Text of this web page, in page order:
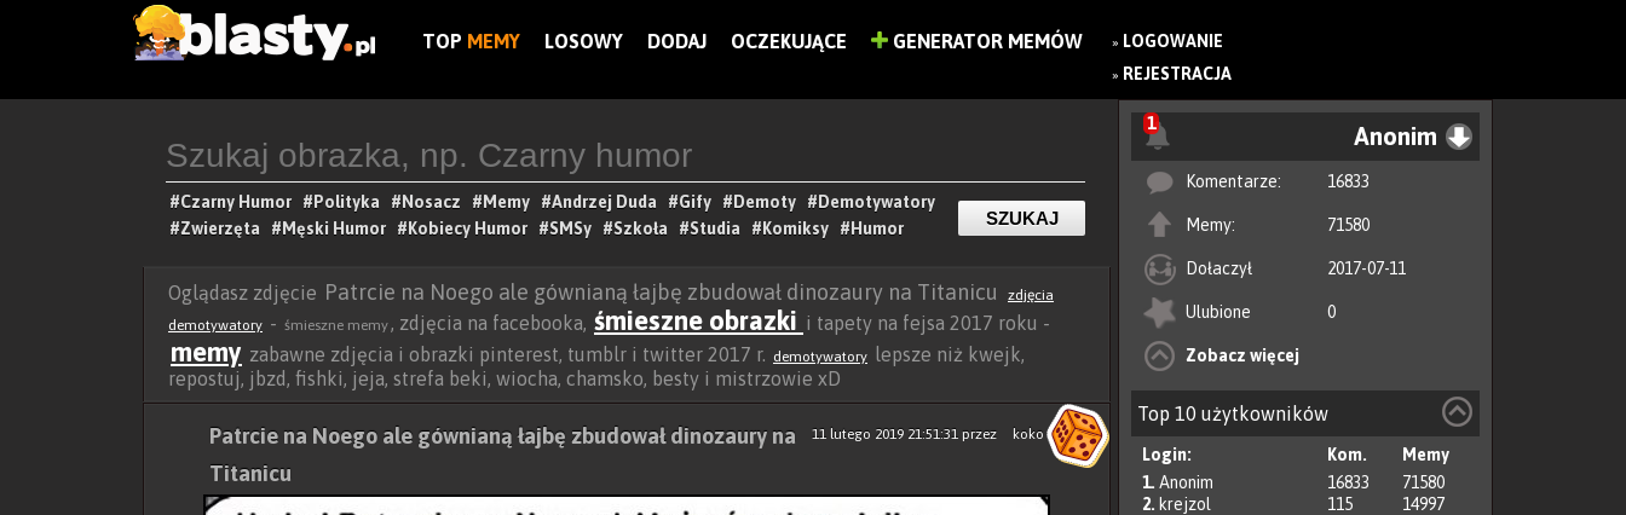
TOP MEMY LOSOWY DODAJ OCZEKUJĄCE GENERATOR MEMÓW » LOGOWANIE
» REJESTRACJA
1 Anonim
Komentarze: 16833
Memy: 71580
Dołaczył 2017-07-11
Ulubione 0
Zobacz więcej
Top 10 użytkowników
Login: Kom.
Memy
1. Anonim 16833
71580
2. krejzol 115
14997
#Czarny Humor #Polityka #Nosacz #Memy #Andrzej Duda #Gify #Demoty
#Demotywatory
#Zwierzęta
#Męski Humor #Kobiecy Humor #SMSy #Szkoła #Studia #Komiksy #Humor
Oglądasz zdjęcie Patrcie na Noego ale gównianą łajbę zbudował dinozaury na Titanicu
zdjęcia
demotywatory - śmieszne memy, zdjęcia na facebooka, śmieszne obrazki i tapety na fejsa 2017 roku -
memy zabawne zdjęcia i obrazki pinterest, tumblr i twitter 2017 r. demotywatory
lepsze niż kwejk,
repostuj, jbzd, fishki, jeja, strefa beki, wiocha, chamsko, besty i mistrzowie xD
11 lutego 2019 21:51:31przez koko
Patrcie na Noego ale gównianą łajbę zbudował dinozaury na
Titanicu